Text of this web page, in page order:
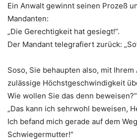
Ein Anwalt gewinnt seinen Prozeß
Mandanten:
„Die Gerechtigkeit hat gesiegt!“.
Der Mandant telegrafiert zurück:
Soso, Sie behaupten also, mit
zulässige Höchstgeschwindigkeit
Wie wollen Sie das denn beweisen?“
„Das kann ich sehrwohl beweisen,
Ich befand mich gerade auf dem
Schwiegermutter!“